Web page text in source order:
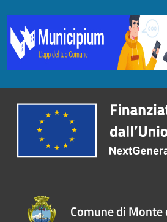
Comune di Monte